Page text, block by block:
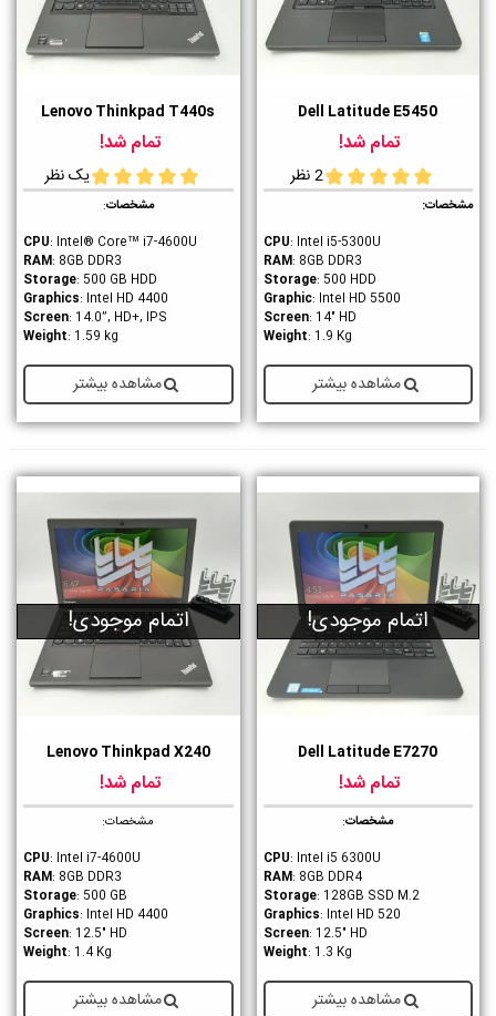
Dell Latitude E5450
تمام شد!
2 نظر
مشخصات:
CPU: Intel i5-5300U
RAM: 8GB DDR3
Storage: 500 HDD
Graphic: Intel HD 5500
Screen: 14" HD
Weight: 1.9 Kg
مشاهده بیشتر
Lenovo Thinkpad T440s
تمام شد!
یک نظر
مشخصات:
CPU: Intel® Core™ i7-4600U
RAM: 8GB DDR3
Storage: 500 GB HDD
Graphics: Intel HD 4400
Screen: 14.0”, HD+, IPS
Weight: 1.59 kg
مشاهده بیشتر
اتمام موجودی!
Dell Latitude E7270
تمام شد!
مشخصات:
CPU: Intel i5 6300U
RAM: 8GB DDR4
Storage: 128GB SSD M.2
Graphics: Intel HD 520
Screen: 12.5" HD
Weight: 1.3 Kg
مشاهده بیشتر
اتمام موجودی!
Lenovo Thinkpad X240
تمام شد!
مشخصات:
CPU: Intel i7-4600U
RAM: 8GB DDR3
Storage: 500 GB
Graphics: Intel HD 4400
Screen: 12.5" HD
Weight: 1.4 Kg
مشاهده بیشتر